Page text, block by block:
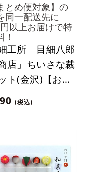
とめ便対象】の
同一配送先に
以上お届けで特
！
細工所 目細八郎
店」ちいさな裁
ト(金沢)【おま
対象】
(税込)